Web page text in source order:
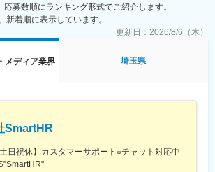
募数順にランキング形式でご紹介します。
新着順に表示しています。
更新日： 2026/8/6（木）
メディア業界 埼玉県
SmartHR
日祝休】カスタマーサポート※チャット対応中